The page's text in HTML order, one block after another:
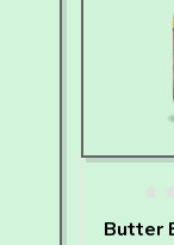
Butter